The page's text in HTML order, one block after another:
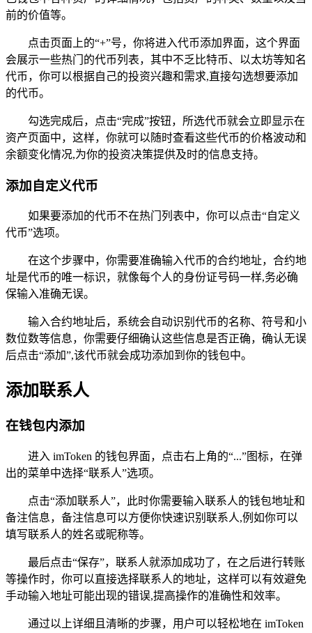
前的价值等。
点击页面上的“+”号，你将进入代币添加界面，这个界面
会展示一些热门的代币列表，其中不乏比特币、以太坊等知名
代币，你可以根据自己的投资兴趣和需求,直接勾选想要添加
的代币。
勾选完成后，点击“完成”按钮，所选代币就会立即显示在
资产页面中，这样，你就可以随时查看这些代币的价格波动和
余额变化情况,为你的投资决策提供及时的信息支持。
添加自定义代币
如果要添加的代币不在热门列表中，你可以点击“自定义
代币”选项。
在这个步骤中，你需要准确输入代币的合约地址，合约地
址是代币的唯一标识，就像每个人的身份证号码一样,务必确
保输入准确无误。
输入合约地址后，系统会自动识别代币的名称、符号和小
数位数等信息，你需要仔细确认这些信息是否正确，确认无误
后点击“添加”,该代币就会成功添加到你的钱包中。
添加联系人
在钱包内添加
进入 imToken 的钱包界面，点击右上角的“...”图标，在弹
出的菜单中选择“联系人”选项。
点击“添加联系人”，此时你需要输入联系人的钱包地址和
备注信息，备注信息可以方便你快速识别联系人,例如你可以
填写联系人的姓名或昵称等。
最后点击“保存”，联系人就添加成功了，在之后进行转账
等操作时，你可以直接选择联系人的地址，这样可以有效避免
手动输入地址可能出现的错误,提高操作的准确性和效率。
通过以上详细且清晰的步骤，用户可以轻松地在 imToken